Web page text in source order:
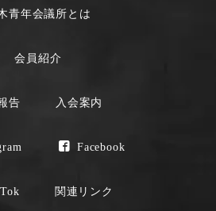
青年会議所とは
会員紹介
告 入会案内
Facebook
関連リンク